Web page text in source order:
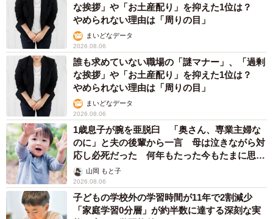
な挨拶」や「お土産配り」を抑えた1位は？
やめられない理由は「周りの目」
まいどなデータ
2026.08.06
誰も求めていない職場の「謎マナー」、「過剰
な挨拶」や「お土産配り」を抑えた1位は？
やめられない理由は「周りの目」
まいどなデータ
2026.08.06
1歳息子が腕を亜脱臼 「奥さん、専業主婦な
のに」と夫の後輩から一言 母は泣きながら対
応し必死だった 何年もたった今もたまに思い
出し…山岡 もと子
2026.08.06
子どもの学校外の学習時間が11年で2割減少
「家庭学習0分層」が約半数に達する深刻な実